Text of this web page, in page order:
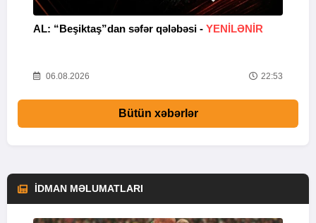
AL: “Beşiktaş”dan səfər qələbəsi - YENİLƏNİR
06.08.2026 22:53
Bütün xəbərlər
İDMAN MƏLUMATLARI